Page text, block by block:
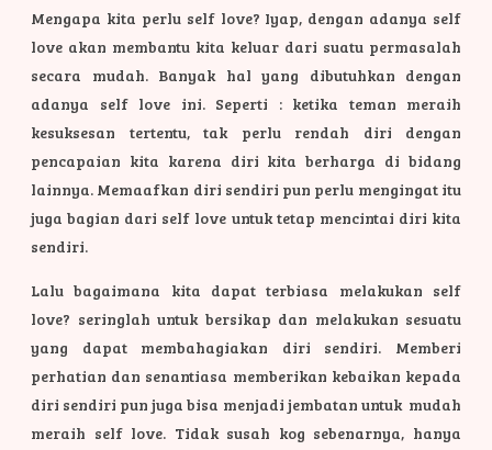
Mengapa kita perlu self love? Iyap, dengan adanya self
love akan membantu kita keluar dari suatu permasalah
secara mudah. Banyak hal yang dibutuhkan dengan
adanya self love ini. Seperti : ketika teman meraih
kesuksesan tertentu, tak perlu rendah diri dengan
pencapaian kita karena diri kita berharga di bidang
lainnya. Memaafkan diri sendiri pun perlu mengingat itu
juga bagian dari self love untuk tetap mencintai diri kita
sendiri.
Lalu bagaimana kita dapat terbiasa melakukan self
love? seringlah untuk bersikap dan melakukan sesuatu
yang dapat membahagiakan diri sendiri. Memberi
perhatian dan senantiasa memberikan kebaikan kepada
diri sendiri pun juga bisa menjadi jembatan untuk mudah
meraih self love. Tidak susah kog sebenarnya, hanya